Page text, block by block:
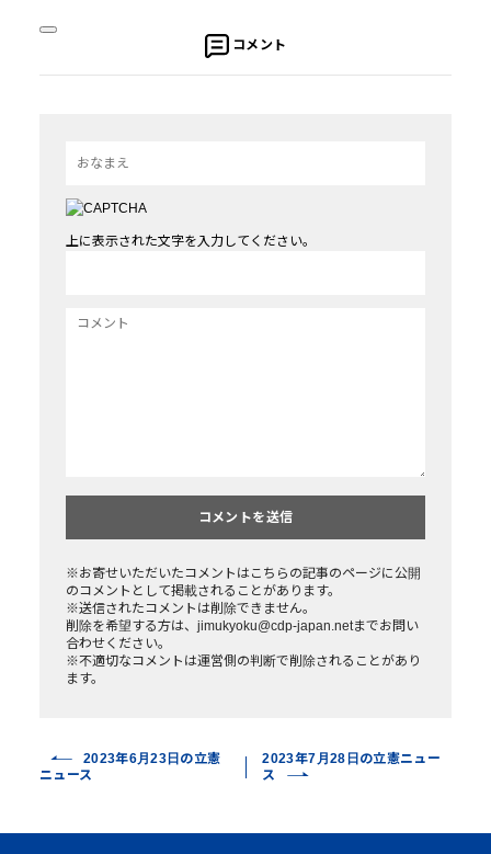
コメント
上に表示された文字を入力してください。
※お寄せいただいたコメントはこちらの記事のページに公開
のコメントとして掲載されることがあります。
※送信されたコメントは削除できません。
削除を希望する方は、jimukyoku@cdp-japan.netまでお問い
合わせください。
※不適切なコメントは運営側の判断で削除されることがあり
ます。
2023年6月23日の立憲
ニュース
2023年7月28日の立憲ニュー
ス